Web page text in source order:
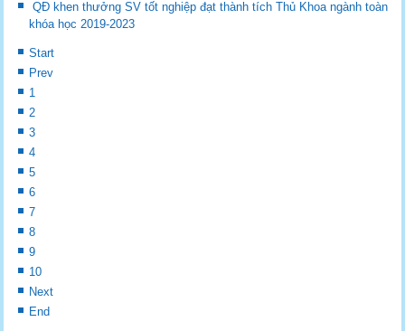
QĐ khen thưởng SV tốt nghiệp đạt thành tích Thủ Khoa ngành toàn
khóa học 2019-2023
Start
Prev
1
2
3
4
5
6
7
8
9
10
Next
End